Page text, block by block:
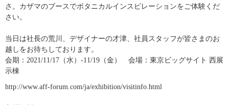
さ。 カザマのブースでボタニカルインスピレーションをご体験くだ
さい。
当日は社長の荒川、デザイナーの才津、社員スタッフが皆さまのお
越しをお待ちしております。
会期：2021/11/17（水）-11/19（金） 会場：東京ビッグサイト 西展
示棟
http://www.aff-forum.com/ja/exhibition/visitinfo.html